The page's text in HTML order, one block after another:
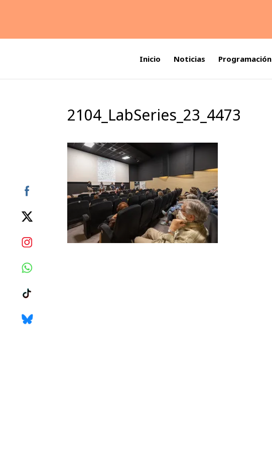
Inicio Noticias Programación
2104_LabSeries_23_4473